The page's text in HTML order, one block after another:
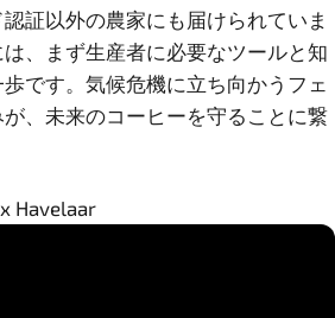
証以外の農家にも届けられていま
、まず生産者に必要なツールと知
です。気候危機に立ち向かうフェ
、未来のコーヒーを守ることに繋
Havelaar